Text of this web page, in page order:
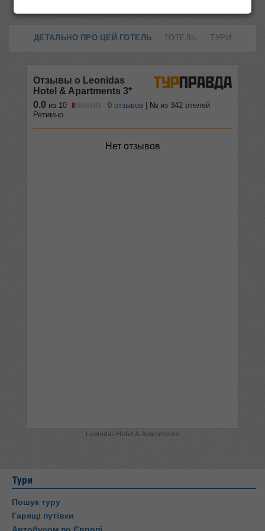
ДЕТАЛЬНО ПРО ЦЕЙ ГОТЕЛЬ ГОТЕЛЬ ТУРИ
Leonidas Hotel & Apartments
Тури
Пошук туру
Гарящі путівки
Автобусом по Європі